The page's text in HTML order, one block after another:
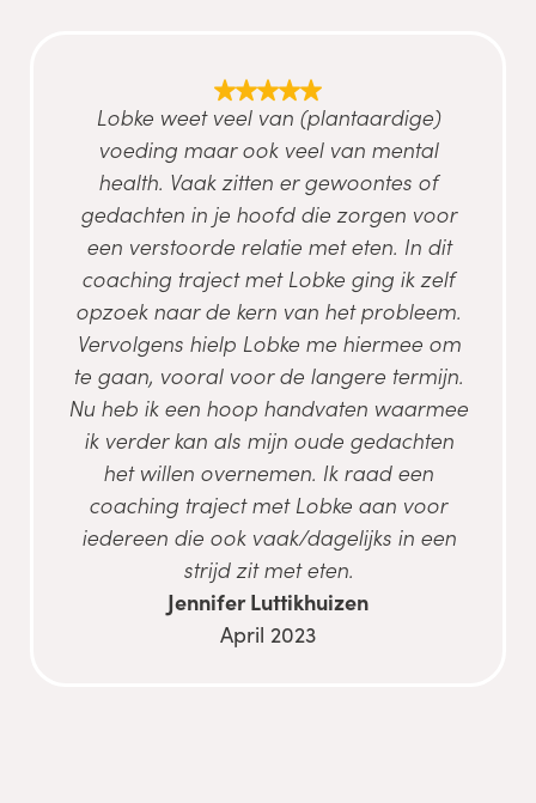
Lobke weet veel van (plantaardige)
voeding maar ook veel van mental
health. Vaak zitten er gewoontes of
gedachten in je hoofd die zorgen voor
een verstoorde relatie met eten. In dit
coaching traject met Lobke ging ik zelf
opzoek naar de kern van het probleem.
Vervolgens hielp Lobke me hiermee om
te gaan, vooral voor de langere termijn.
Nu heb ik een hoop handvaten waarmee
ik verder kan als mijn oude gedachten
het willen overnemen. Ik raad een
coaching traject met Lobke aan voor
iedereen die ook vaak/dagelijks in een
strijd zit met eten.
Jennifer Luttikhuizen
April 2023